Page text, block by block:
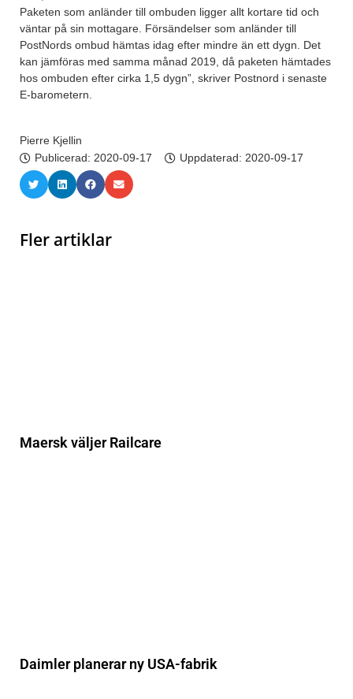
Paketen som anländer till ombuden ligger allt kortare tid och
väntar på sin mottagare. Försändelser som anländer till
PostNords ombud hämtas idag efter mindre än ett dygn. Det
kan jämföras med samma månad 2019, då paketen hämtades
hos ombuden efter cirka 1,5 dygn”, skriver Postnord i senaste
E-barometern.
Pierre Kjellin
Publicerad: 2020-09-17 Uppdaterad: 2020-09-17
Fler artiklar
Maersk väljer Railcare
Daimler planerar ny USA-fabrik